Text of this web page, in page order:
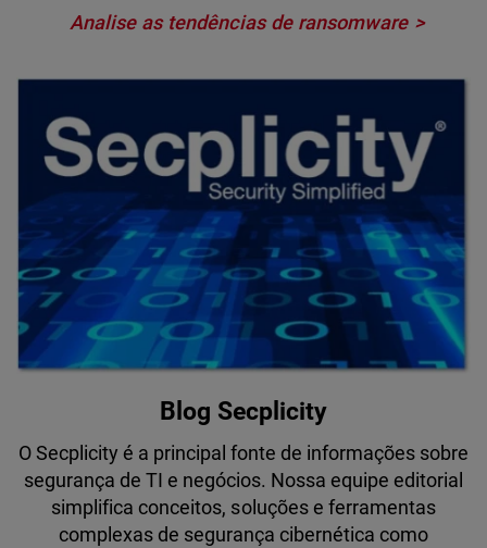
Analise as tendências de ransomware
Blog Secplicity
O Secplicity é a principal fonte de informações sobre
segurança de TI e negócios. Nossa equipe editorial
simplifica conceitos, soluções e ferramentas
complexas de segurança cibernética como